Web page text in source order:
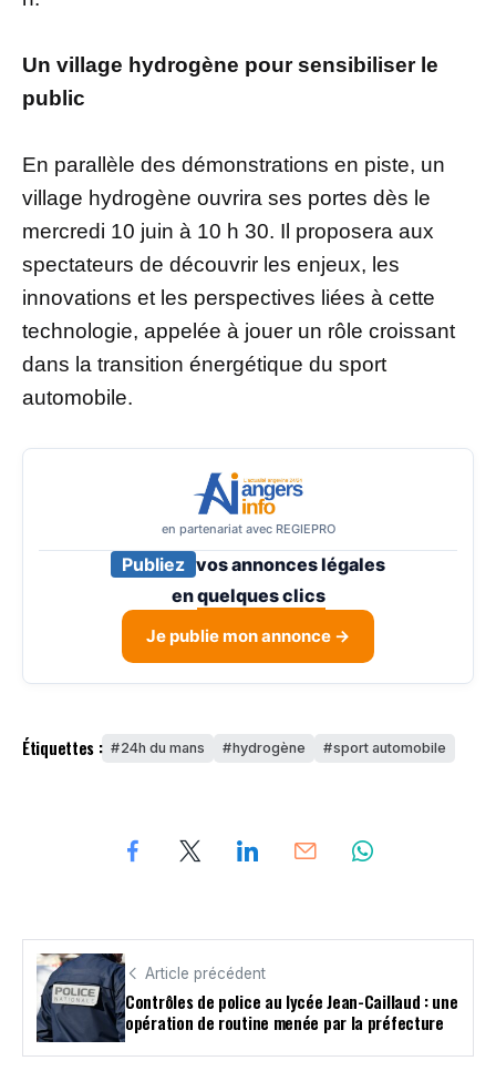
Un village hydrogène pour sensibiliser le
public
En parallèle des démonstrations en piste, un
village hydrogène ouvrira ses portes dès le
mercredi 10 juin à 10 h 30. Il proposera aux
spectateurs de découvrir les enjeux, les
innovations et les perspectives liées à cette
technologie, appelée à jouer un rôle croissant
dans la transition énergétique du sport
automobile.
en partenariat avec REGIEPRO
Publiez vos annonces légales
enquelques clics
Je publie mon annonce →
Étiquettes : 24h du mans hydrogène sport automobile
Article précédent
Contrôles de police au lycée Jean-Caillaud : une
opération de routine menée par la préfecture